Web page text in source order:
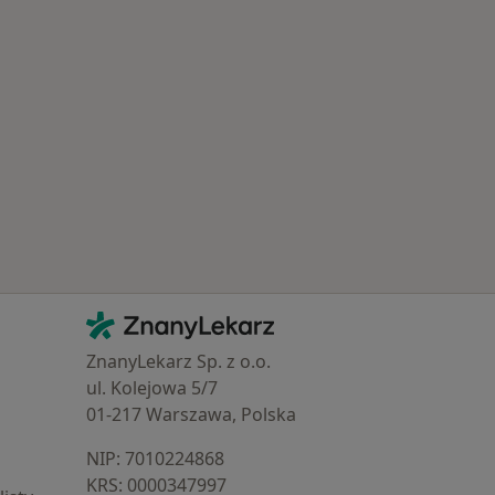
Kontakt
ZnanyLekarz - Strona główna
ZnanyLekarz Sp. z o.o.
ul. Kolejowa 5/7
01-217 Warszawa, Polska
NIP: ⁠7010224868
KRS: ⁠0000347997